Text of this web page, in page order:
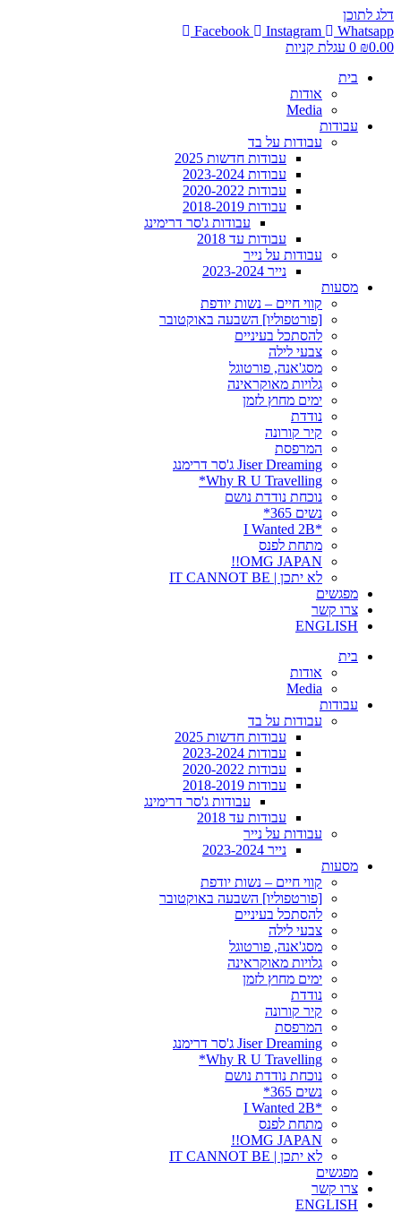
דלג לתוכן
Facebook
Instagram
Whatsapp
₪0.00
0 עגלת קניות
בית
אודות
Media
עבודות
עבודות על בד
עבודות חדשות 2025
עבודות 2023-2024
עבודות 2020-2022
עבודות 2018-2019
עבודות ג'סר דרימינג
עבודות עד 2018
עבודות על נייר
נייר 2023-2024
מסעות
קווי חיים – נשות יודפת
[פורטפוליו] השבעה באוקטובר
להסתכל בעיניים
צבעי לילה
מסג'אנה, פורטוגל
גלויות מאוקראינה
ימים מחוץ לזמן
נודדת
קיר קורונה
המרפסת
Jiser Dreaming ג'סר דרימנג
Why R U Travelling*
נוכחת נודדת נושם
נשים 365*
*I Wanted 2B
מתחת לפנס
OMG JAPAN!!
לא יתכן | IT CANNOT BE
מפגשים
צרו קשר
ENGLISH
בית
אודות
Media
עבודות
עבודות על בד
עבודות חדשות 2025
עבודות 2023-2024
עבודות 2020-2022
עבודות 2018-2019
עבודות ג'סר דרימינג
עבודות עד 2018
עבודות על נייר
נייר 2023-2024
מסעות
קווי חיים – נשות יודפת
[פורטפוליו] השבעה באוקטובר
להסתכל בעיניים
צבעי לילה
מסג'אנה, פורטוגל
גלויות מאוקראינה
ימים מחוץ לזמן
נודדת
קיר קורונה
המרפסת
Jiser Dreaming ג'סר דרימנג
Why R U Travelling*
נוכחת נודדת נושם
נשים 365*
*I Wanted 2B
מתחת לפנס
OMG JAPAN!!
לא יתכן | IT CANNOT BE
מפגשים
צרו קשר
ENGLISH